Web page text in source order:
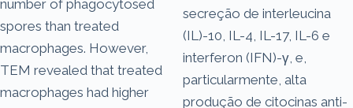
number of phagocytosed
spores than treated
macrophages. However,
TEM revealed that treated
macrophages had higher
secreção de interleucina
(IL)-10, IL-4, IL-17, IL-6 e
interferon (IFN)-γ, e,
particularmente, alta
produção de citocinas anti-